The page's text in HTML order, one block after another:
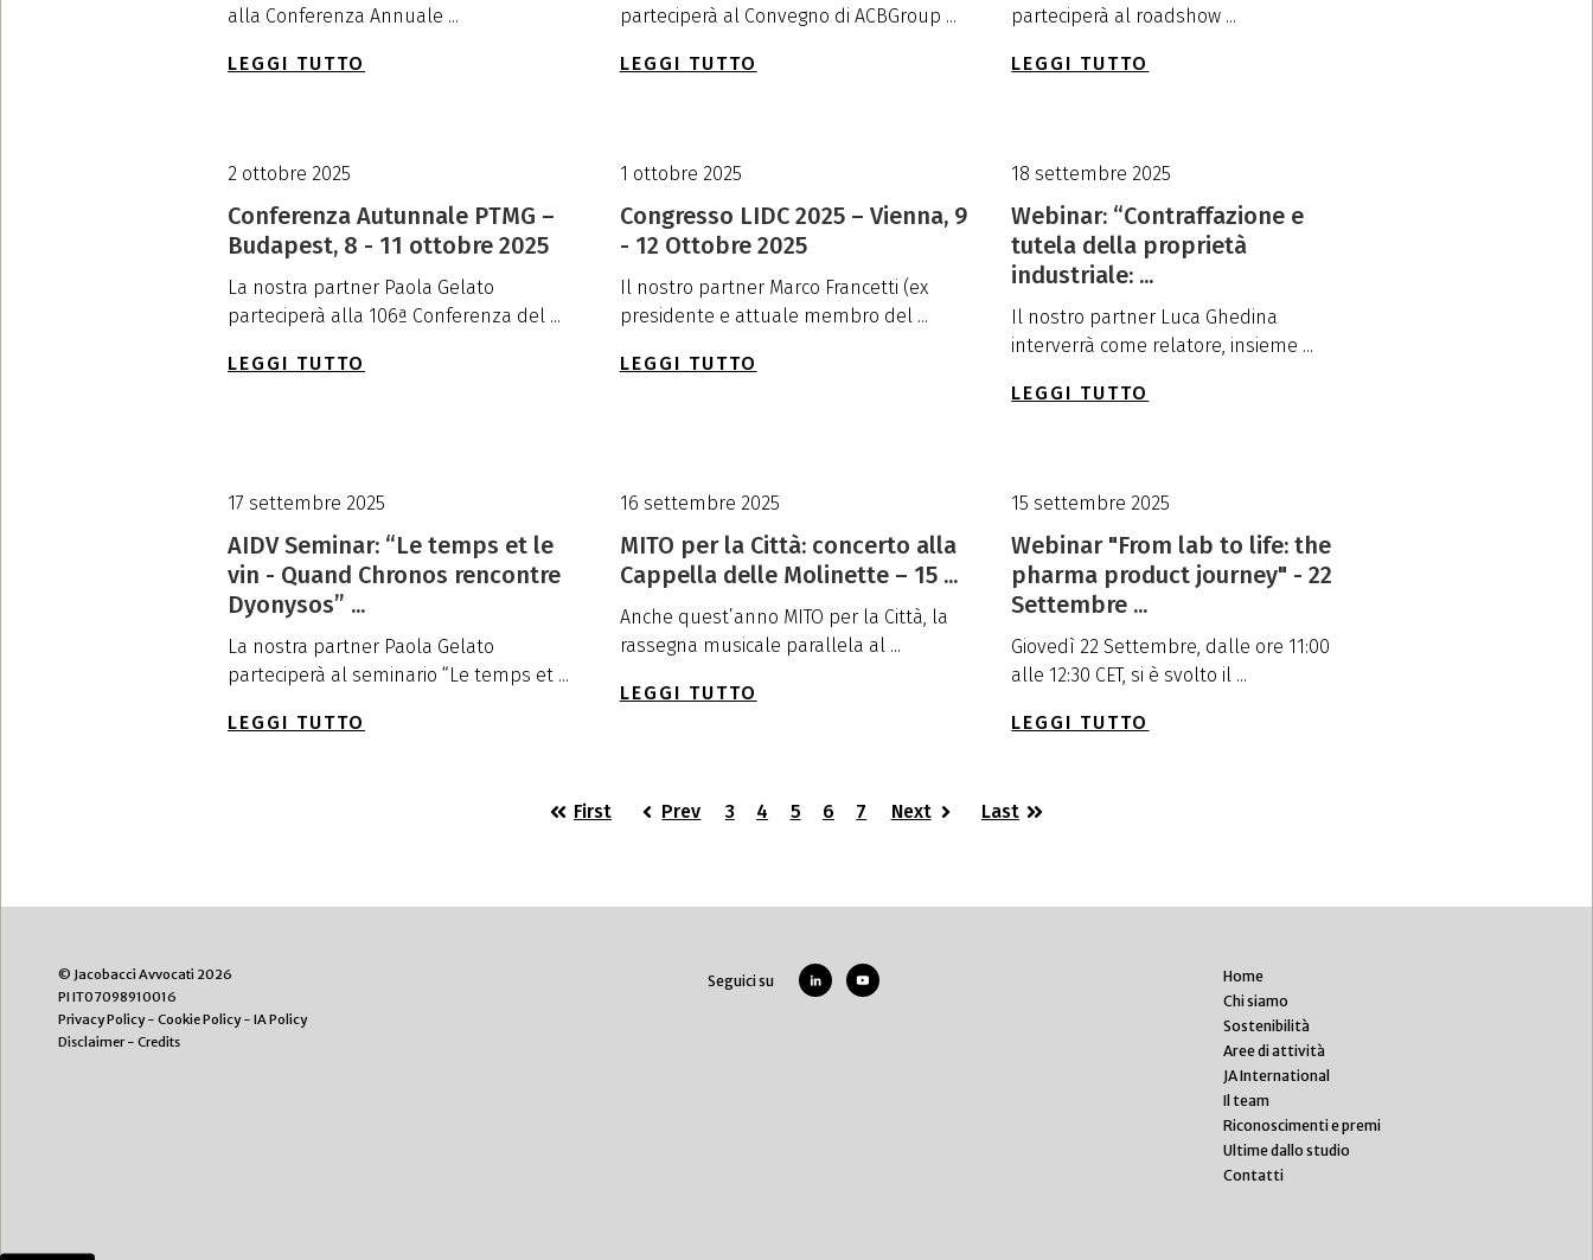
alla Conferenza Annuale ...
LEGGI TUTTO
parteciperà al Convegno di ACBGroup ...
LEGGI TUTTO
parteciperà al roadshow ...
LEGGI TUTTO
2 ottobre 2025
Conferenza Autunnale PTMG –
Budapest, 8 - 11 ottobre 2025
La nostra partner Paola Gelato
parteciperà alla 106ª Conferenza del ...
LEGGI TUTTO
1 ottobre 2025
Congresso LIDC 2025 – Vienna, 9
- 12 Ottobre 2025
Il nostro partner Marco Francetti (ex
presidente e attuale membro del ...
LEGGI TUTTO
18 settembre 2025
Webinar: “Contraffazione e
tutela della proprietà
industriale: ...
Il nostro partner Luca Ghedina
interverrà come relatore, insieme ...
LEGGI TUTTO
17 settembre 2025
AIDV Seminar: “Le temps et le
vin - Quand Chronos rencontre
Dyonysos” ...
La nostra partner Paola Gelato
parteciperà al seminario “Le temps et ...
LEGGI TUTTO
16 settembre 2025
MITO per la Città: concerto alla
Cappella delle Molinette – 15 ...
Anche quest’anno MITO per la Città, la
rassegna musicale parallela al ...
LEGGI TUTTO
15 settembre 2025
Webinar "From lab to life: the
pharma product journey" - 22
Settembre ...
Giovedì 22 Settembre, dalle ore 11:00
alle 12:30 CET, si è svolto il ...
LEGGI TUTTO
First Prev 3 4 5 6 7 Next Last
© Jacobacci Avvocati 2026
PI IT07098910016
Privacy Policy- Cookie Policy- IA Policy
Disclaimer- Credits
Seguici su
Home
Chi siamo
Sostenibilità
Aree di attività
JA International
Il team
Riconoscimenti e premi
Ultime dallo studio
Contatti